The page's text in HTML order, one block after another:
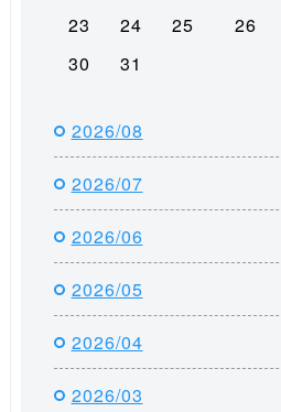
23
24 25 26
30
31
2026/08
2026/07
2026/06
2026/05
2026/04
2026/03